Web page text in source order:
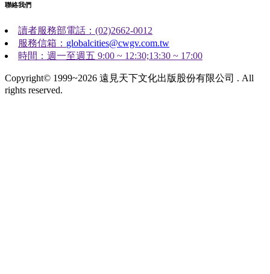
聯絡我們
讀者服務部電話：(02)2662-0012
服務信箱： globalcities@cwgv.com.tw
時間：週一至週五 9:00 ~ 12:30;13:30 ~ 17:00
Copyright© 1999~2026 遠見天下文化出版股份有限公司 . All
rights reserved.